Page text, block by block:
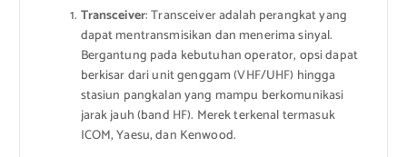
Transceiver: Transceiver adalah perangkat yang
dapat mentransmisikan dan menerima sinyal.
Bergantung pada kebutuhan operator, opsi dapat
berkisar dari unit genggam (VHF/UHF) hingga
stasiun pangkalan yang mampu berkomunikasi
jarak jauh (band HF). Merek terkenal termasuk
ICOM, Yaesu, dan Kenwood.